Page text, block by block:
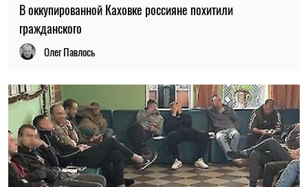
В оккупированной Каховке россияне похитили
гражданского
Олег Павлось